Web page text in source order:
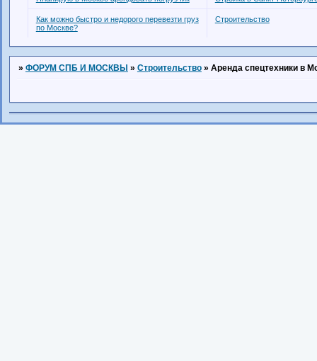
Как можно быстро и недорого перевезти груз
по Москве?
Строительство
» ФОРУМ СПБ И МОСКВЫ » Строительство » Аренда спецтехники в